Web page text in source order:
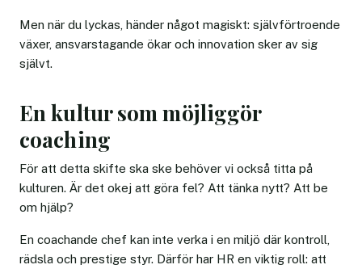
Men när du lyckas, händer något magiskt: självförtroende
växer, ansvarstagande ökar och innovation sker av sig
självt.
En kultur som möjliggör
coaching
För att detta skifte ska ske behöver vi också titta på
kulturen. Är det okej att göra fel? Att tänka nytt? Att be
om hjälp?
En coachande chef kan inte verka i en miljö där kontroll,
rädsla och prestige styr. Därför har HR en viktig roll: att